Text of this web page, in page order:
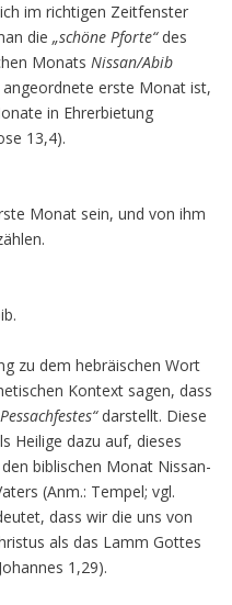
im richtigen Zeitfenster
die „schöne Pforte“des
Monats Nissan/Abib
erste Monat ist,
in Ehrerbietung
13,4).
Monat sein, und von ihm
zu dem hebräischen Wort
Kontext sagen, dass
darstellt. Diese
Heilige dazu auf, dieses
biblischen Monat Nissan-
(Anm.: Tempel; vgl.
dass wir die uns von
als das Lamm Gottes
1,29).